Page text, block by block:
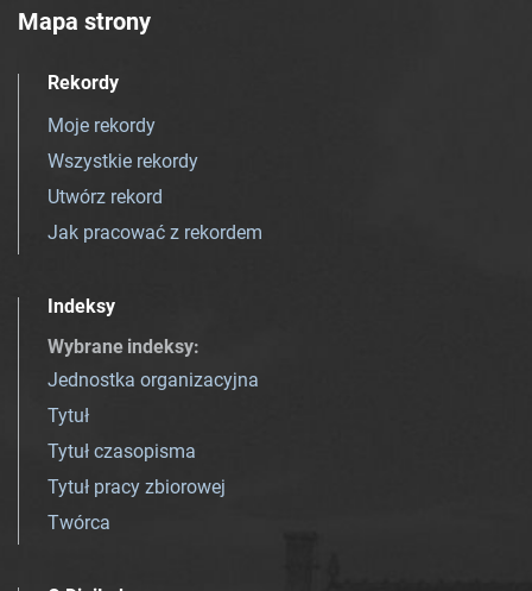
Mapa strony
Rekordy
Moje rekordy
Wszystkie rekordy
Utwórz rekord
Jak pracować z rekordem
Indeksy
Wybrane indeksy:
Jednostka organizacyjna
Tytuł
Tytuł czasopisma
Tytuł pracy zbiorowej
Twórca